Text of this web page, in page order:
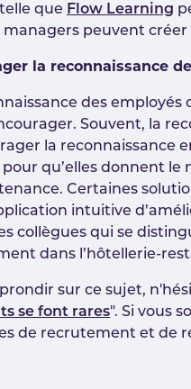
que Flow Learning
managers peuvent
la reconnaissance
des
Souvent, la
la reconnaissance
qu’elles donnent
Certaines
intuitive
collègues qui se
dans l’hôtellerie-
sur ce sujet,
se font rares". Si vous
de recrutement et de